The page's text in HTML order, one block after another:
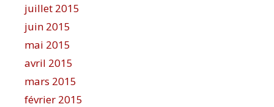
juillet 2015
juin 2015
mai 2015
avril 2015
mars 2015
février 2015